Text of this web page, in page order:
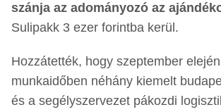
szánja az adományozó az
Sulipakk 3 ezer forintba kerül.
Hozzátették, hogy szeptember
munkaidőben néhány kiemelt
és a segélyszervezet pákozdi